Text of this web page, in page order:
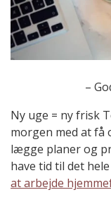
–
Ny uge = ny frisk
morgen med at få
lægge planer og
have tid til det
at arbejde